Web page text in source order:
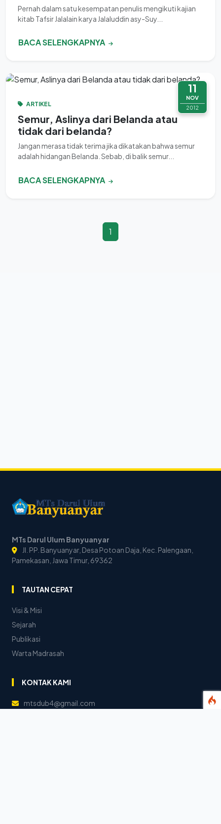
Pernah dalam satu kesempatan penulis mengikuti kajian
kitab Tafsir Jalalain karya Jalaluddin asy-Suy...
BACA SELENGKAPNYA
11
NOV
2012
ARTIKEL
Semur, Aslinya dari Belanda atau
tidak dari belanda?
Jangan merasa tidak terima jika dikatakan bahwa semur
adalah hidangan Belanda. Sebab, di balik semur...
BACA SELENGKAPNYA
1
MTs Darul Ulum Banyuanyar
Jl. PP. Banyuanyar, Desa Potoan Daja, Kec. Palengaan,
Pamekasan, Jawa Timur, 69362
TAUTAN CEPAT
Visi & Misi
Sejarah
Publikasi
Warta Madrasah
KONTAK KAMI
mtsdub4@gmail.com